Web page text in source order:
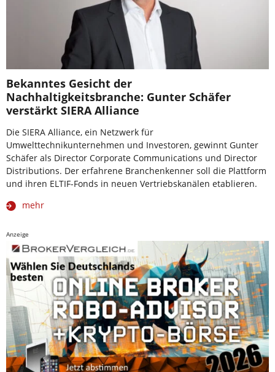
Bekanntes Gesicht der
Nachhaltigkeitsbranche: Gunter Schäfer
verstärkt SIERA Alliance
Die SIERA Alliance, ein Netzwerk für
Umwelttechnikunternehmen und Investoren, gewinnt Gunter
Schäfer als Director Corporate Communications und Director
Distributions. Der erfahrene Branchenkenner soll die Plattform
und ihren ELTIF-Fonds in neuen Vertriebskanälen etablieren.
mehr
Anzeige